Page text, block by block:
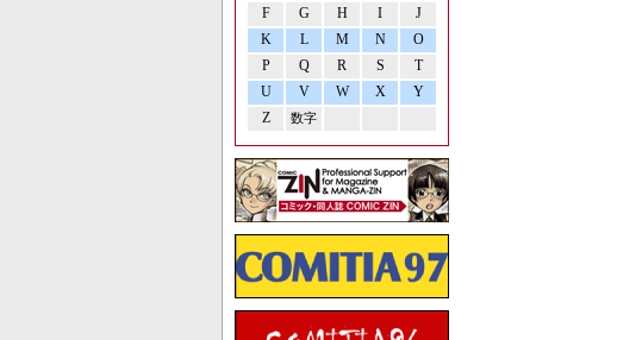
F
G H I
J
K
L M N
O
P
Q R S
T
U
V W X
Y
Z
数字